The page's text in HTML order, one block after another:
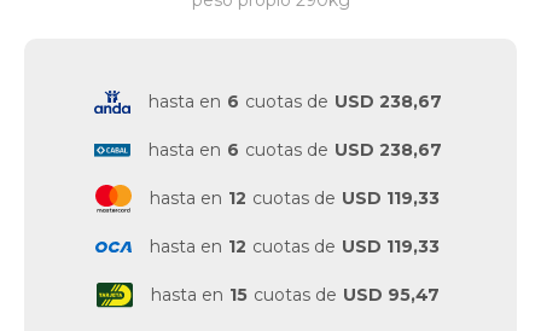
hasta en 6 cuotas de USD 238,67
hasta en 6 cuotas de USD 238,67
hasta en 12 cuotas de USD 119,33
hasta en 12 cuotas de USD 119,33
hasta en 15 cuotas de USD 95,47